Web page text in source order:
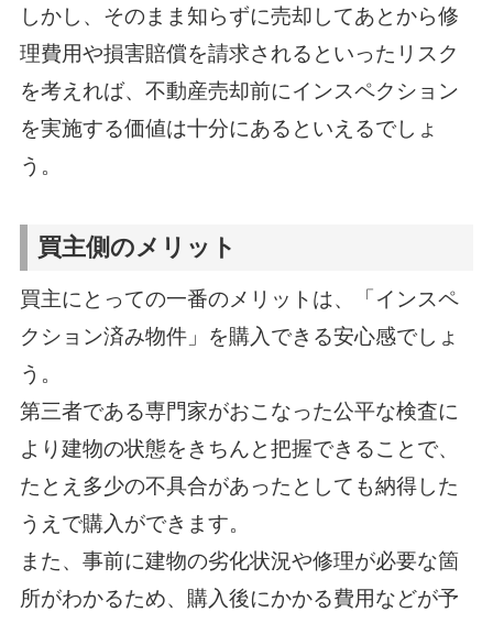
しかし、そのまま知らずに売却してあとから修
理費用や損害賠償を請求されるといったリスク
を考えれば、不動産売却前にインスペクション
を実施する価値は十分にあるといえるでしょ
う。
買主側のメリット
買主にとっての一番のメリットは、「インスペ
クション済み物件」を購入できる安心感でしょ
う。
第三者である専門家がおこなった公平な検査に
より建物の状態をきちんと把握できることで、
たとえ多少の不具合があったとしても納得した
うえで購入ができます。
また、事前に建物の劣化状況や修理が必要な箇
所がわかるため、購入後にかかる費用などが予